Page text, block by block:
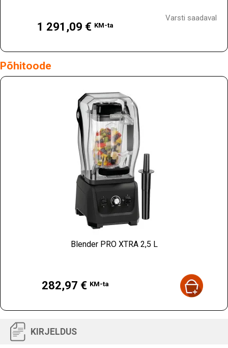
1 291,09 € KM-ta
Varsti saadaval
Põhitoode
Blender PRO XTRA 2,5 L
282,97 € KM-ta
KIRJELDUS